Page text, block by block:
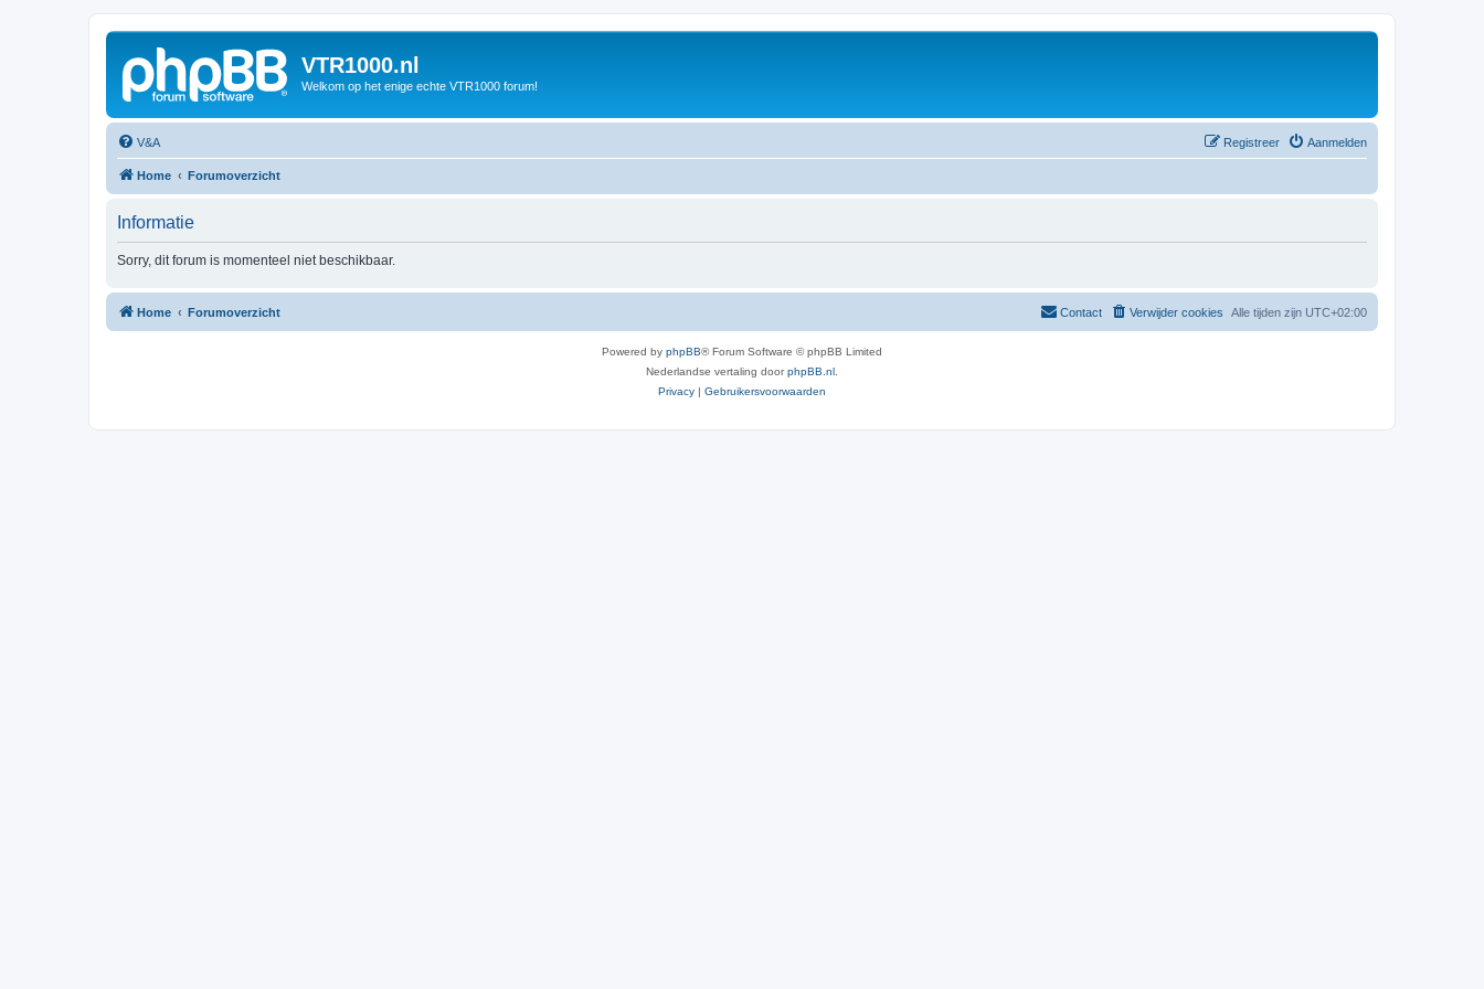
VTR1000.nl
Welkom op het enige echte VTR1000 forum!
V&A Aanmelden
Registreer
Home Forumoverzicht
Informatie
Sorry, dit forum is momenteel niet beschikbaar.
Home Forumoverzicht Alle tijden zijn UTC+02:00
Verwijder cookies
Contact
Powered by phpBB® Forum Software © phpBB Limited
Nederlandse vertaling doorphpBB.nl
Privacy | Gebruikersvoorwaarden